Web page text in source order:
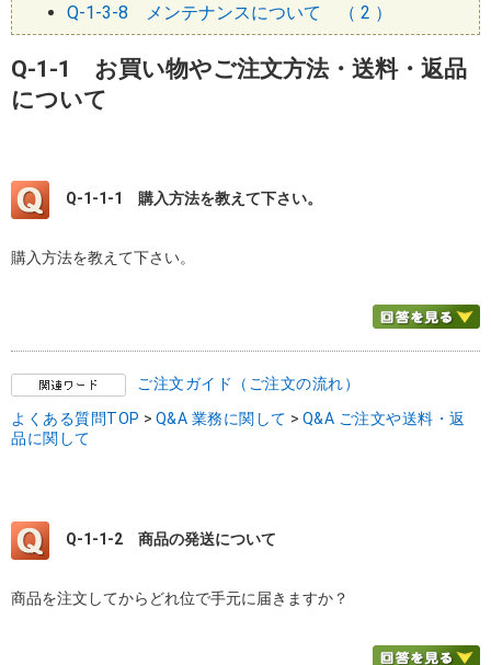
Q-1-3-8 メンテナンスについて （ 2 ）
Q-1-1 お買い物やご注文方法・送料・返品
について
Q-1-1-1 購入方法を教えて下さい。
購入方法を教えて下さい。
ご注文ガイド（ご注文の流れ）
よくある質問TOP > Q&A 業務に関して > Q&A ご注文や送料・返
品に関して
Q-1-1-2 商品の発送について
商品を注文してからどれ位で手元に届きますか？